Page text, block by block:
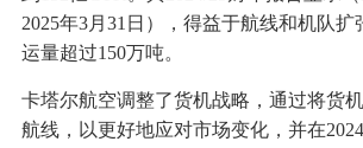
2025年3月31日），得益于航线和机队
运量超过150万吨。
卡塔尔航空调整了货机战略，通过将货
航线，以更好地应对市场变化，并在